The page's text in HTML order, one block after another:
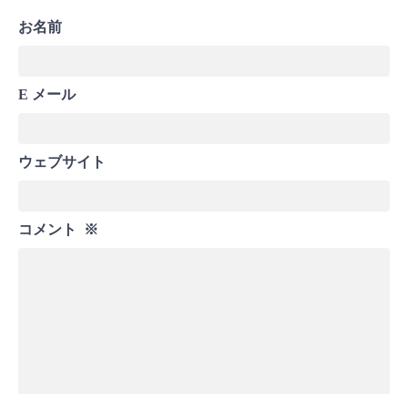
お名前
E メール
ウェブサイト
コメント ※